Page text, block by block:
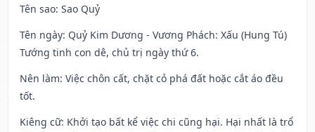
Tên sao: Sao Quỷ
Tên ngày: Quỷ Kim Dương - Vương Phách: Xấu (Hung Tú)
Tướng tinh con dê, chủ trị ngày thứ 6.
Nên làm: Việc chôn cất, chặt cỏ phá đất hoặc cắt áo đều
tốt.
Kiêng cữ: Khởi tạo bất kể việc chi cũng hại. Hại nhất là trổ